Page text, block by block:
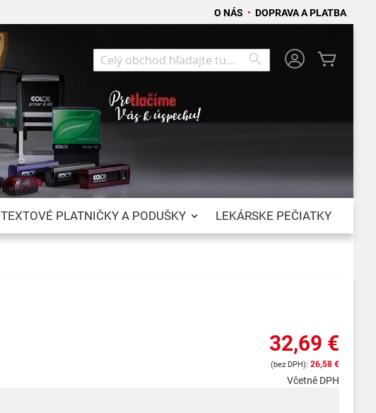
O NÁS • DOPRAVA A PLATBA
Search
TEXTOVÉ PLATNIČKY A PODUŠKY LEKÁRSKE PEČIATKY
32,69 €
26,58 €
Včetně DPH